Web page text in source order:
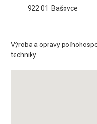
922 01
Bašovce
Výroba a opravy
techniky.